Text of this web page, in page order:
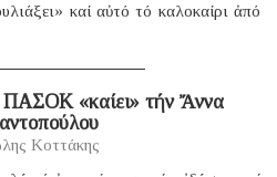
καί αὐτό τό καλοκαίρι ἀπό
«καίει» τήν Ἄννα
Κοττάκης